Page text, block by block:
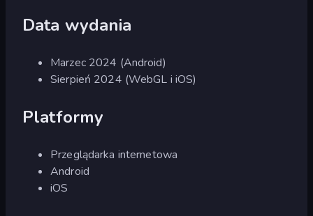
Data wydania
Marzec 2024 (Android)
Sierpień 2024 (WebGL i iOS)
Platformy
Przeglądarka internetowa
Android
iOS